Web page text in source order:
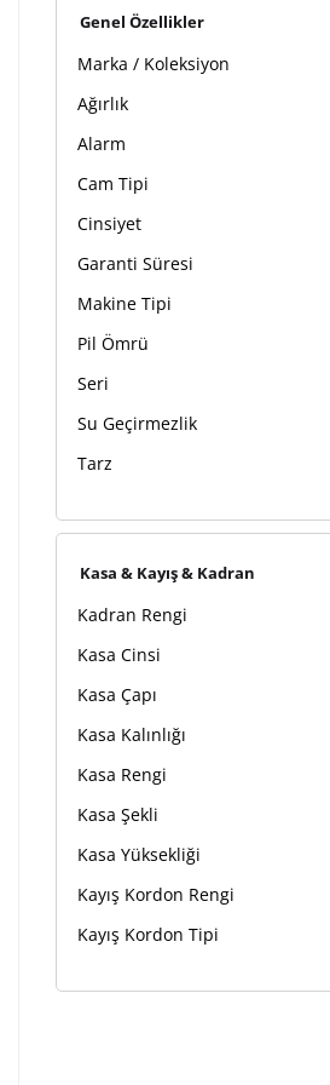
Genel Özellikler
Marka / Koleksiyon
Ağırlık
Alarm
Cam Tipi
Cinsiyet
Garanti Süresi
Makine Tipi
Pil Ömrü
Seri
Su Geçirmezlik
Tarz
Kasa & Kayış & Kadran
Kadran Rengi
Kasa Cinsi
Kasa Çapı
Kasa Kalınlığı
Kasa Rengi
Kasa Şekli
Kasa Yüksekliği
Kayış Kordon Rengi
Kayış Kordon Tipi